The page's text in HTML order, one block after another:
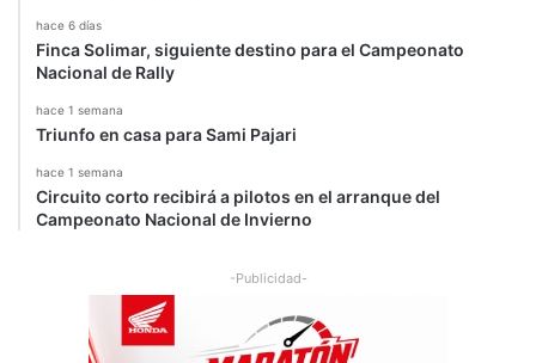
hace 6 días
Finca Solimar, siguiente destino para el Campeonato
Nacional de Rally
hace 1 semana
Triunfo en casa para Sami Pajari
hace 1 semana
Circuito corto recibirá a pilotos en el arranque del
Campeonato Nacional de Invierno
-Publicidad-